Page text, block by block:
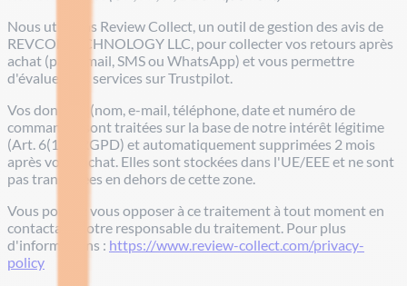
Nous utilisons Review Collect, un outil de gestion des avis de
REVCOL TECHNOLOGY LLC, pour collecter vos retours après
achat (par e-mail, SMS ou WhatsApp) et vous permettre
d'évaluer nos services sur Trustpilot.
Vos données (nom, e-mail, téléphone, date et numéro de
commande) sont traitées sur la base de notre intérêt légitime
(Art. 6(1)(f) RGPD) et automatiquement supprimées 2 mois
après votre achat. Elles sont stockées dans l'UE/EEE et ne sont
pas transférées en dehors de cette zone.
Vous pouvez vous opposer à ce traitement à tout moment en
contactant notre responsable du traitement. Pour plus
d'informations : https://www.review-collect.com/privacy-
policy